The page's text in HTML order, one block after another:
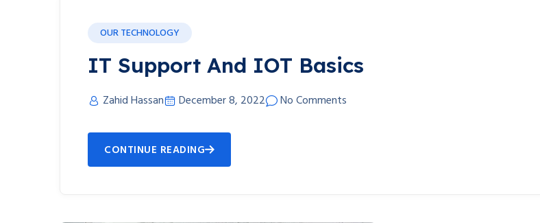
OUR TECHNOLOGY
IT Support And IOT Basics
Zahid Hassan December 8, 2022 No Comments
CONTINUE READING